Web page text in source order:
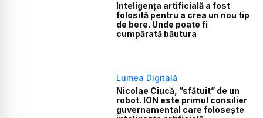
Inteligența artificială a fost
folosită pentru a crea un nou tip
de bere. Unde poate fi
cumpărată băutura
Lumea Digitală
Nicolae Ciucă, ”sfătuit” de un
robot. ION este primul consilier
guvernamental care folosește